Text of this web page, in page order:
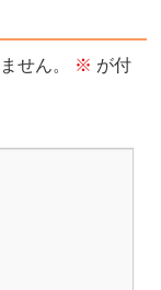
せん。 ※ が付